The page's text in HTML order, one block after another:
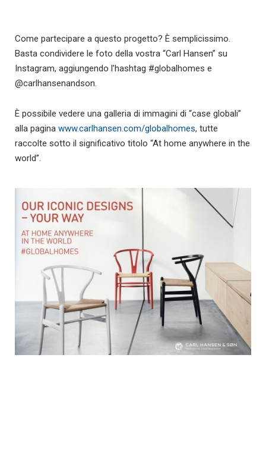
Come partecipare a questo progetto? È semplicissimo.
Basta condividere le foto della vostra “Carl Hansen” su
Instagram, aggiungendo l’hashtag #globalhomes e
@carlhansenandson.
È possibile vedere una galleria di immagini di “case globali”
alla pagina www.carlhansen.com/globalhomes, tutte
raccolte sotto il significativo titolo “At home anywhere in the
world”.